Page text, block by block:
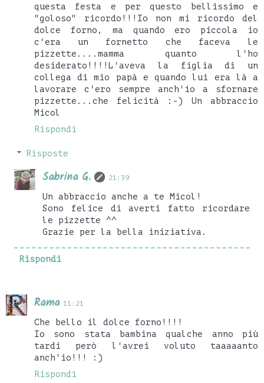
questa festa e per questo bellissimo e
"goloso" ricordo!!!Io non mi ricordo del
dolce forno, ma quando ero piccola io
c'era un fornetto che faceva le
pizzette....mamma quanto l'ho
desiderato!!!!L'aveva la figlia di un
collega di mio papà e quando lui era là a
lavorare c'ero sempre anch'io a sfornare
pizzette...che felicità :-) Un abbraccio
Micol
Rispondi
Risposte
Sabrina G. 21:39
Un abbraccio anche a te Micol!
Sono felice di averti fatto ricordare
le pizzette ^^
Grazie per la bella iniziativa.
Rispondi
Rama 11:21
Che bello il dolce forno!!!!
Io sono stata bambina qualche anno più
tardi però l'avrei voluto taaaaanto
anch'io!!! :)
Rispondi